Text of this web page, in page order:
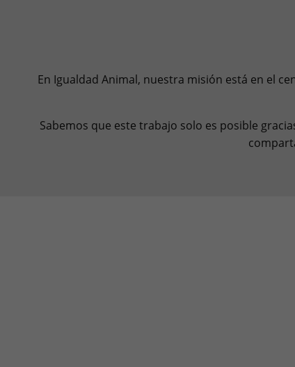
En Igualdad Animal, nuestra misión está en el
Sabemos que este trabajo solo es posible